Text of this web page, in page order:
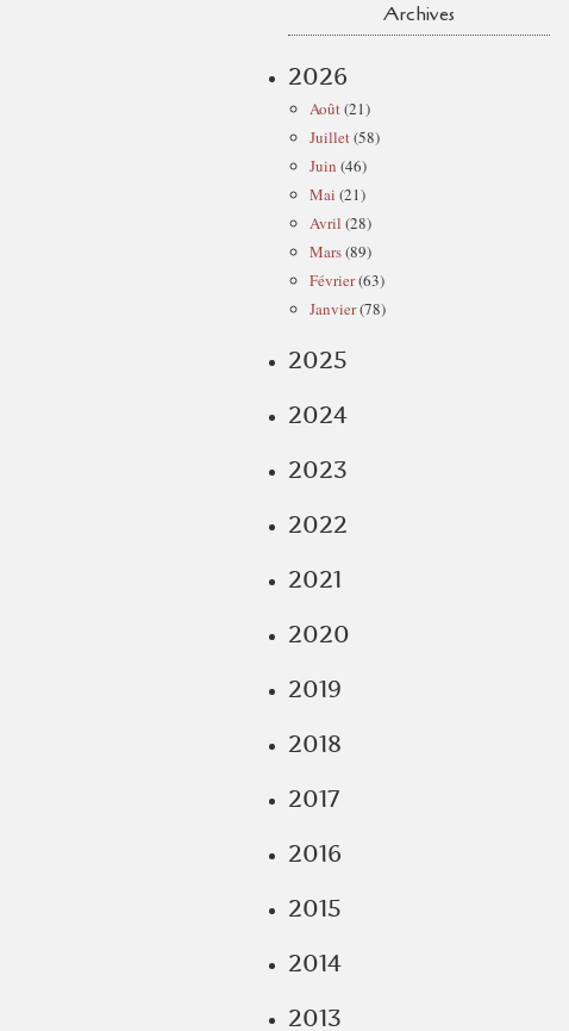
Archives
2026
Août(21)
Juillet(58)
Juin (46)
Mai (21)
Avril (28)
Mars(89)
Février(63)
Janvier(78)
2025
2024
2023
2022
2021
2020
2019
2018
2017
2016
2015
2014
2013